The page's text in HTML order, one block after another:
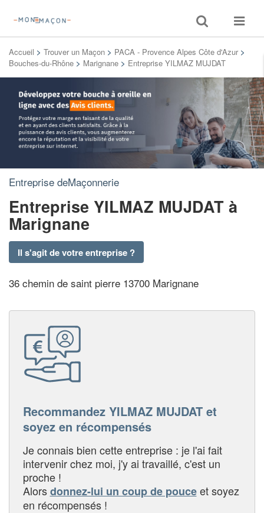
Toggle
search
Toggle
Accueil > Trouver un Maçon > PACA - Provence Alpes Côte d'Azur >
Bouches-du-Rhône > Marignane > Entreprise YILMAZ MUJDAT
Entreprise deMaçonnerie
Entreprise YILMAZ MUJDAT à
Marignane
Il s'agit de votre entreprise ?
36 chemin de saint pierre 13700 Marignane
Recommandez YILMAZ MUJDAT et
soyez en récompensés
Je connais bien cette entreprise : je l'ai fait
intervenir chez moi, j'y ai travaillé, c'est un
proche !
Alorsdonnez-lui un coup de pouceet soyez
en récompensés !